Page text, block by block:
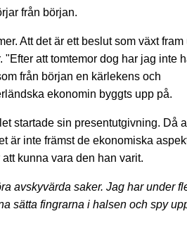
från början.
Att det är ett beslut som växt fram
att tomtemor dog har jag inte
från början en kärlekens och
ekonomin byggts upp på.
startade sin presentutgivning. Då
är inte främst de ekonomiska
kunna vara den han varit.
avskyvärda saker. Jag har under
sätta fingrarna i halsen och spy